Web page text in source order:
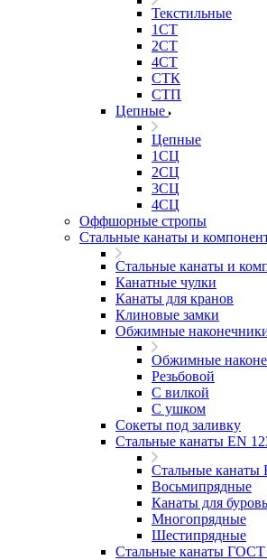
Текстильные
1СТ
2СТ
4СТ
СТК
СТП
Цепные
Цепные
1СЦ
2СЦ
3СЦ
4СЦ
Оффшорные стропы
Стальные канаты и
Стальные канаты и
Канатные чулки
Канаты для кранов
Клиновые замки
Обжимные
Обжимные
Резьбовой
С вилкой
С ушком
Сокеты под заливку
Стальные канаты EN
Стальные канаты
Восьмипрядные
Канаты для
Многопрядные
Шестипрядные
Стальные канаты ГОСТ